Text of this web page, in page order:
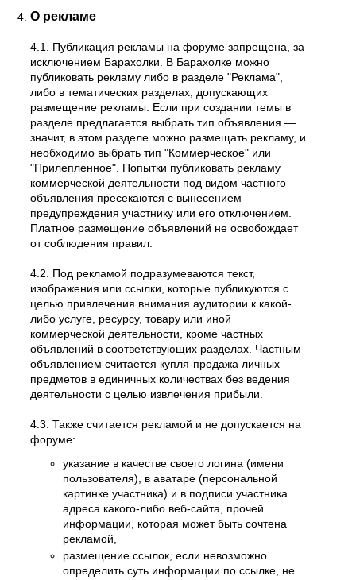
О рекламе
4.1. Публикация рекламы на форуме запрещена, за
исключением Барахолки. В Барахолке можно
публиковать рекламу либо в разделе "Реклама",
либо в тематических разделах, допускающих
размещение рекламы. Если при создании темы в
разделе предлагается выбрать тип объявления —
значит, в этом разделе можно размещать рекламу, и
необходимо выбрать тип "Коммерческое" или
"Прилепленное". Попытки публиковать рекламу
коммерческой деятельности под видом частного
объявления пресекаются с вынесением
предупреждения участнику или его отключением.
Платное размещение объявлений не освобождает
от соблюдения правил.
4.2. Под рекламой подразумеваются текст,
изображения или ссылки, которые публикуются с
целью привлечения внимания аудитории к какой-
либо услуге, ресурсу, товару или иной
коммерческой деятельности, кроме частных
объявлений в соответствующих разделах. Частным
объявлением считается купля-продажа личных
предметов в единичных количествах без ведения
деятельности с целью извлечения прибыли.
4.3. Также считается рекламой и не допускается на
форуме:
указание в качестве своего логина (имени
пользователя), в аватаре (персональной
картинке участника) и в подписи участника
адреса какого-либо веб-сайта, прочей
информации, которая может быть сочтена
рекламой,
размещение ссылок, если невозможно
определить суть информации по ссылке, не